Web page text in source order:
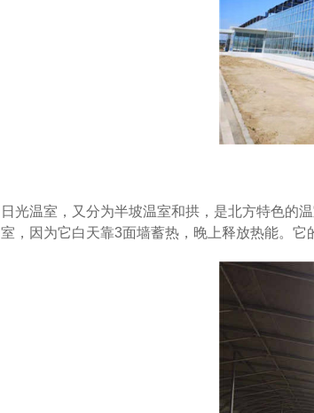
日光温室，又分为半坡温室和拱，是北方特色的
室，因为它白天靠3面墙蓄热，晚上释放热能。它